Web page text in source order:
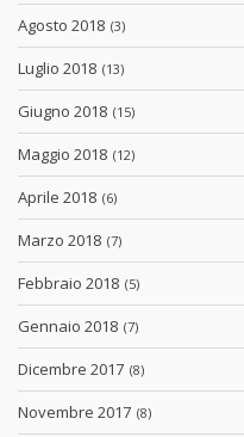
Agosto 2018 (3)
Luglio 2018 (13)
Giugno 2018 (15)
Maggio 2018 (12)
Aprile 2018 (6)
Marzo 2018 (7)
Febbraio 2018 (5)
Gennaio 2018 (7)
Dicembre 2017 (8)
Novembre 2017 (8)